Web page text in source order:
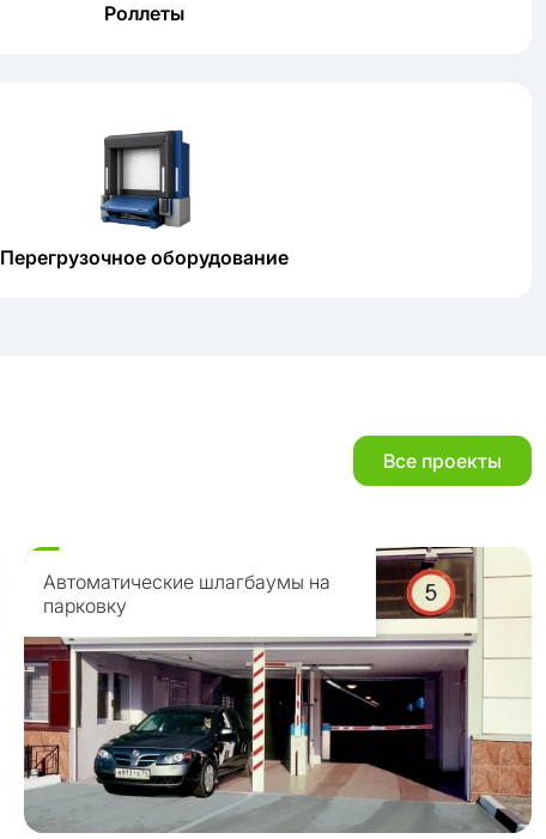
Роллеты
Перегрузочное оборудование
Все проекты
Автоматические шлагбаумы на
парковку